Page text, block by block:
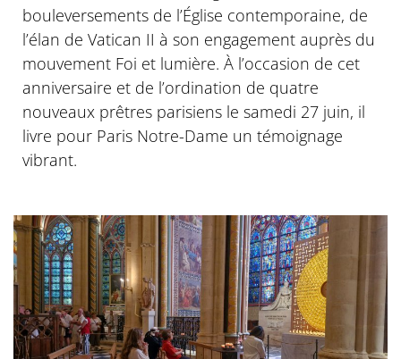
bouleversements de l’Église contemporaine, de
l’élan de Vatican II à son engagement auprès du
mouvement Foi et lumière. À l’occasion de cet
anniversaire et de l’ordination de quatre
nouveaux prêtres parisiens le samedi 27 juin, il
livre pour Paris Notre-Dame un témoignage
vibrant.